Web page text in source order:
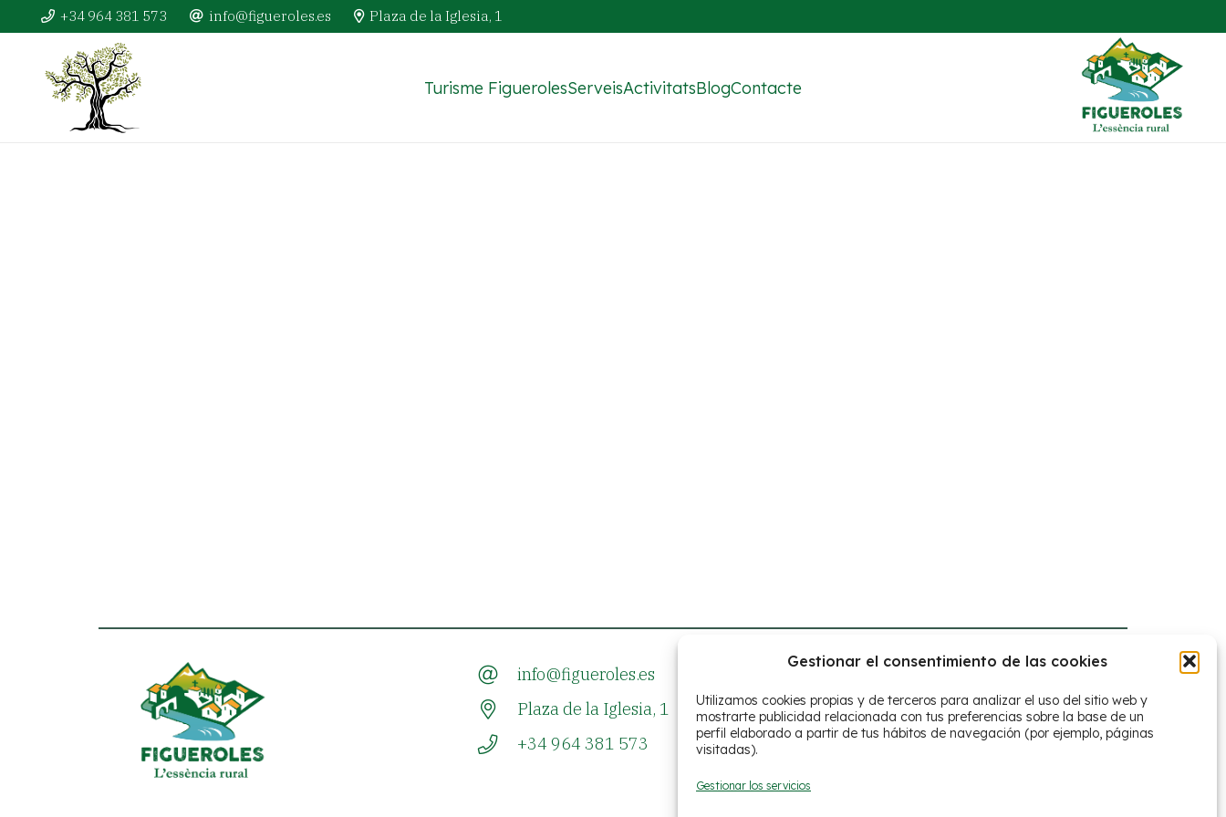
Gestionar el consentimiento de las cookies
Utilizamos cookies propias y de terceros para analizar el uso del sitio web y
mostrarte publicidad relacionada con tus preferencias sobre la base de un
perfil elaborado a partir de tus hábitos de navegación (por ejemplo, páginas
visitadas).
Gestionar los servicios
+34 964 381 573 info@figueroles.es Plaza de la Iglesia, 1
Turisme FiguerolesServeisActivitatsBlogContacte
info@figueroles.es
Plaza de la Iglesia, 1
+34 964 381 573